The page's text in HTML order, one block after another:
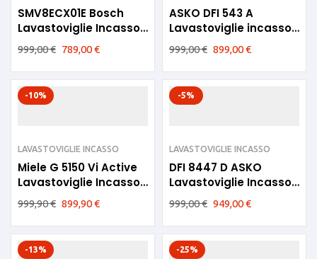
SMV8ECX01E Bosch
Lavastoviglie Incasso
60cm
999,00€ 789,00€
ASKO DFI 543 A
Lavastoviglie incasso
3cesti C
999,00€ 899,00€
-10%
LAVASTOVIGLIE INCASSO
Miele G 5150 Vi Active
Lavastoviglie Incasso
D
999,90€ 899,90€
-5%
LAVASTOVIGLIE INCASSO
DFI 8447 D ASKO
Lavastoviglie Incasso
A
999,00€ 949,00€
-13% -25%